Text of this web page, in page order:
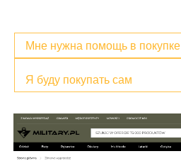
Я буду покупать сам
Мне нужна помощь в покупке